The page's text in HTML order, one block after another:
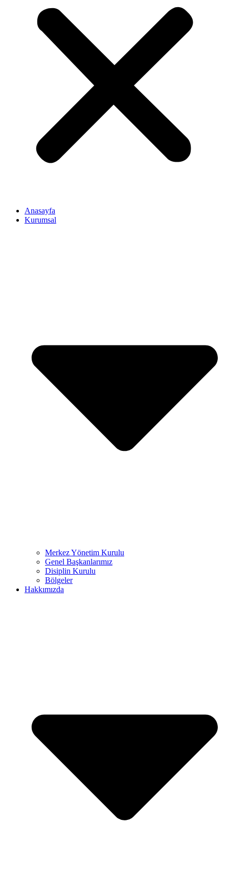
Anasayfa
Kurumsal
Merkez Yönetim Kurulu
Genel Başkanlarımız
Disiplin Kurulu
Bölgeler
Hakkımızda